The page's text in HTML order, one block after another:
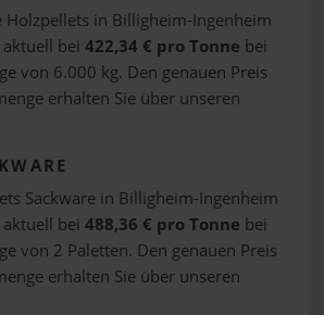
Holzpellets in Billigheim-Ingenheim
bei 422,34 € pro Tonne bei
von 6.000 kg. Den genauen Preis
erhalten Sie über unseren
Sackware in Billigheim-Ingenheim
bei 488,36 € pro Tonne bei
von 2 Paletten. Den genauen Preis
erhalten Sie über unseren